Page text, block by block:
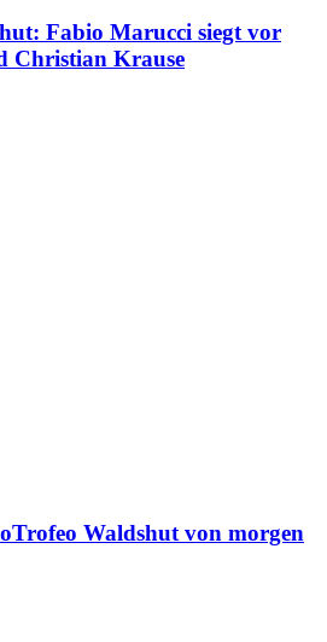
Fabio Marucci siegt vor
Christian Krause
Waldshut von morgen